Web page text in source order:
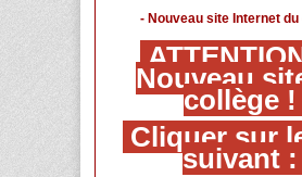
- Nouveau site Internet
Nouveau
collège !
Cliquer sur
suivant :